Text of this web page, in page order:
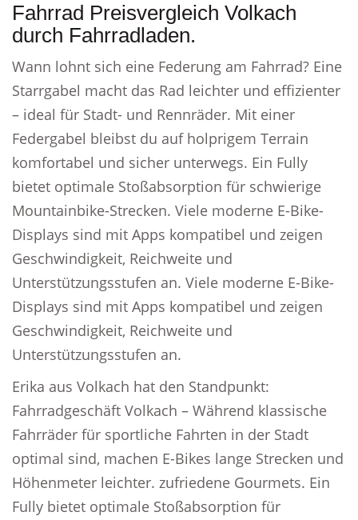
Fahrrad Preisvergleich Volkach
durch Fahrradladen.
Wann lohnt sich eine Federung am Fahrrad? Eine
Starrgabel macht das Rad leichter und effizienter
– ideal für Stadt- und Rennräder. Mit einer
Federgabel bleibst du auf holprigem Terrain
komfortabel und sicher unterwegs. Ein Fully
bietet optimale Stoßabsorption für schwierige
Mountainbike-Strecken. Viele moderne E-Bike-
Displays sind mit Apps kompatibel und zeigen
Geschwindigkeit, Reichweite und
Unterstützungsstufen an. Viele moderne E-Bike-
Displays sind mit Apps kompatibel und zeigen
Geschwindigkeit, Reichweite und
Unterstützungsstufen an.
Erika aus Volkach hat den Standpunkt:
Fahrradgeschäft Volkach – Während klassische
Fahrräder für sportliche Fahrten in der Stadt
optimal sind, machen E-Bikes lange Strecken und
Höhenmeter leichter. zufriedene Gourmets. Ein
Fully bietet optimale Stoßabsorption für